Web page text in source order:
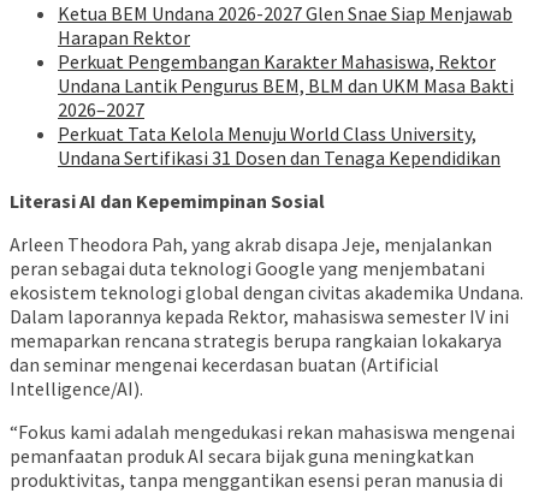
Ketua BEM Undana 2026-2027 Glen Snae Siap Menjawab
Harapan Rektor
Perkuat Pengembangan Karakter Mahasiswa, Rektor
Undana Lantik Pengurus BEM, BLM dan UKM Masa Bakti
2026–2027
Perkuat Tata Kelola Menuju World Class University,
Undana Sertifikasi 31 Dosen dan Tenaga Kependidikan
Literasi AI dan Kepemimpinan Sosial
Arleen Theodora Pah, yang akrab disapa Jeje, menjalankan
peran sebagai duta teknologi Google yang menjembatani
ekosistem teknologi global dengan civitas akademika Undana.
Dalam laporannya kepada Rektor, mahasiswa semester IV ini
memaparkan rencana strategis berupa rangkaian lokakarya
dan seminar mengenai kecerdasan buatan (Artificial
Intelligence/AI).
“Fokus kami adalah mengedukasi rekan mahasiswa mengenai
pemanfaatan produk AI secara bijak guna meningkatkan
produktivitas, tanpa menggantikan esensi peran manusia di